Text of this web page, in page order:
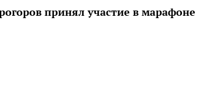
принял участие в марафоне